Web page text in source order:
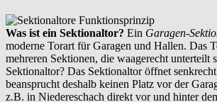
Was ist ein Sektionaltor? Ein Garagen-
moderne Torart für Garagen und Hallen. Das
mehreren Sektionen, die waagerecht unterteilt
Sektionaltor? Das Sektionaltor öffnet
beansprucht deshalb keinen Platz vor der
z.B. in Niedereschach direkt vor und hinter